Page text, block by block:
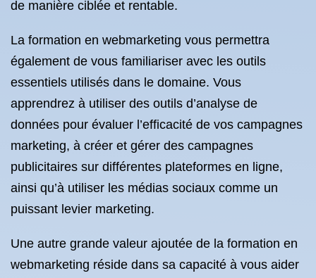
de manière ciblée et rentable.
La formation en webmarketing vous permettra
également de vous familiariser avec les outils
essentiels utilisés dans le domaine. Vous
apprendrez à utiliser des outils d’analyse de
données pour évaluer l’efficacité de vos campagnes
marketing, à créer et gérer des campagnes
publicitaires sur différentes plateformes en ligne,
ainsi qu’à utiliser les médias sociaux comme un
puissant levier marketing.
Une autre grande valeur ajoutée de la formation en
webmarketing réside dans sa capacité à vous aider